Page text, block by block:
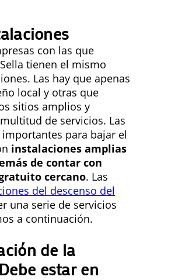
con las que
tienen el mismo
Las hay que apenas
local y otras que
sitios amplios y
de servicios. Las
para bajar el
instalaciones amplias
de contar con
cercano. Las
del descenso del
una serie de servicios
a continuación.
de la
estar en